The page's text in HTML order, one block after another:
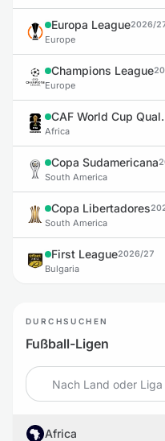
Europa League2026/
Europe
Champions League
Europe
CAF
Africa
Copa Sudamericana
South America
Copa Libertadores
South America
First League2026/27
Bulgaria
DURCHSUCHEN
Fußball-Ligen
Africa